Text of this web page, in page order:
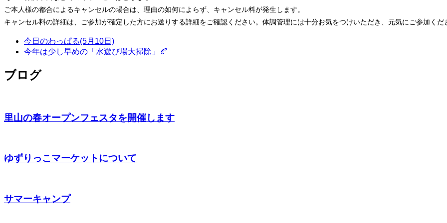
ご本人様の都合によるキャンセルの場合は、理由の如何によらず、キャンセル料が発生します。
キャンセル料の詳細は、ご参加が確定した方にお送りする詳細をご確認ください。体調管理には十分お気をつけいただき、元気にご参加くだ
今日のわっぱる(5月10日)
今年は少し早めの「水遊び場大掃除」🍂
ブログ
里山の春オープンフェスタを開催します
ゆずりっこマーケットについて
サマーキャンプ